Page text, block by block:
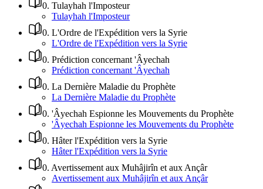
0. Tulayhah l'Imposteur
Tulayhah l'Imposteur
0. L'Ordre de l'Expédition vers la Syrie
L'Ordre de l'Expédition vers la Syrie
0. Prédiction concernant 'Âyechah
Prédiction concernant 'Âyechah
0. La Dernière Maladie du Prophète
La Dernière Maladie du Prophète
0. 'Âyechah Espionne les Mouvements du Prophète
'Âyechah Espionne les Mouvements du Prophète
0. Hâter l'Expédition vers la Syrie
Hâter l'Expédition vers la Syrie
0. Avertissement aux Muhâjirîn et aux Ançâr
Avertissement aux Muhâjirîn et aux Ançâr